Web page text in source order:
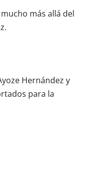
más allá del
Hernández y
para la